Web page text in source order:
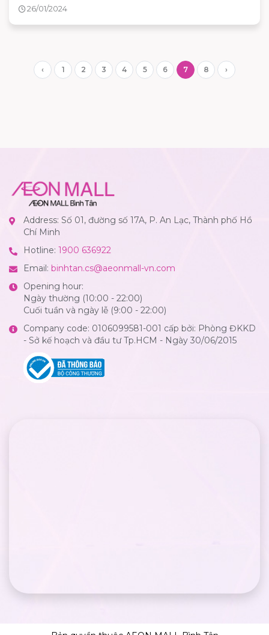
26/01/2024
‹ 1 2 3 4 5 6 7 8 ›
Address: Số 01, đường số 17A, P. An Lạc, Thành phố Hồ
Chí Minh
Hotline: 1900 636922
Email: binhtan.cs@aeonmall-vn.com
Opening hour:
Ngày thường (10:00 - 22:00)
Cuối tuần và ngày lễ (9:00 - 22:00)
Company code: 0106099581-001 cấp bởi: Phòng ĐKKD
- Sở kế hoạch và đầu tư Tp.HCM - Ngày 30/06/2015